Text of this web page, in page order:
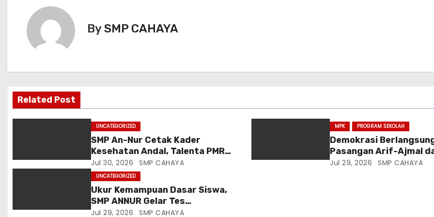
s
i
p
s
BySMP CAHAYA
Related Post
UNCATEGORIZED
SMP An-Nur Cetak Kader
Kesehatan Andal, Talenta PMR
Putri Serap Ilmu Penyakit dan
Sanitasi dari Mahasiswa
Poltekkes Malang
Jul 30, 2026 SMP CAHAYA
MPK PROGRAM SEKOLAH
Demokrasi
Pasangan Arif-Ajmal
Qeenantyya-Siska
Jul 29, 2026 SMP CAHAYA
UNCATEGORIZED
Ukur Kemampuan Dasar Siswa,
SMP ANNUR Gelar Tes
Matrikulasi Matematika
Jul 29, 2026 SMP CAHAYA